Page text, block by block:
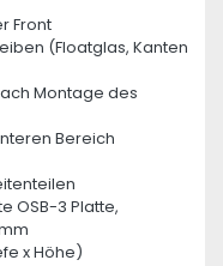
Front
(Floatglas, Kanten
Montage des
Bereich
OSB-3 Platte,
x Höhe)